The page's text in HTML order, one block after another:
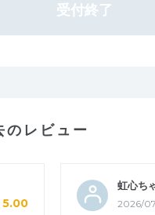
受付終了
のレビュー
5.00
虹心ち
2026/